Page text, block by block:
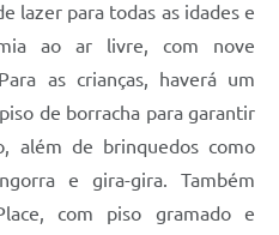
lazer para todas as idades e
ao ar livre, com nove
as crianças, haverá um
de borracha para garantir
além de brinquedos como
e gira-gira. Também
com piso gramado e